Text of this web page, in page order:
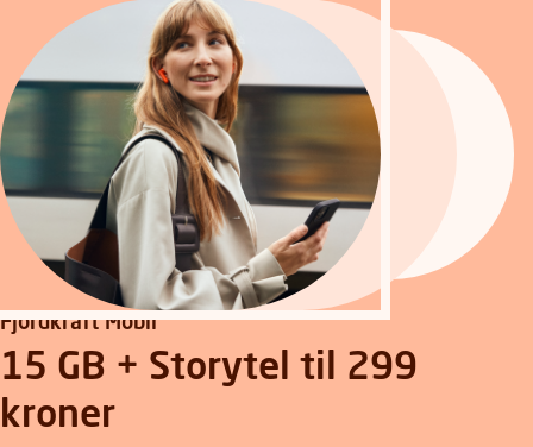
Fjordkraft Mobil
15 GB + Storytel til 299
kroner